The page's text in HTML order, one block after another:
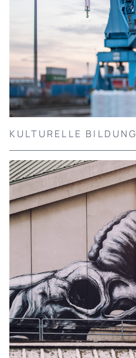
KULTURELLE BILDUNG